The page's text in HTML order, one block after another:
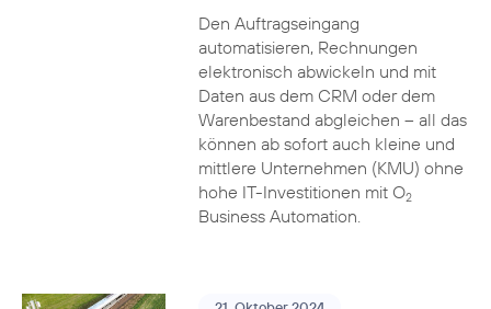
Den Auftragseingang
automatisieren, Rechnungen
elektronisch abwickeln und mit
Daten aus dem CRM oder dem
Warenbestand abgleichen – all das
können ab sofort auch kleine und
mittlere Unternehmen (KMU) ohne
hohe IT-Investitionen mit O2
Business Automation.